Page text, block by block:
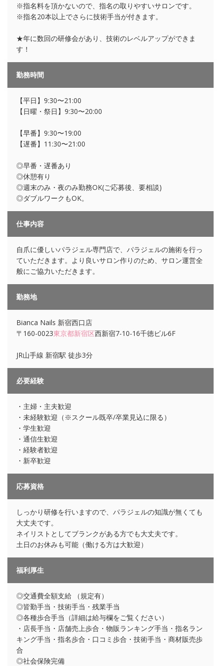
※指名料を頂かないので、指名の取りやすいサロンです。
※指名20本以上でさらに技術手当が付きます。
★年に数回の研修会があり、技術のレベルアップができま
す！
勤務時間
【平日】9:30〜21:00
【日曜・祭日】9:30〜20:00
【早番】9:30〜19:00
【遅番】11:30〜21:00
◎早番・遅番あり
◎休憩有り
◎週末のみ・夜のみ勤務OK(ご応募後、要相談)
◎ダブルワークもOK。
仕事内容
自爪に優しいパラジェル専門店で、パラジェルの施術を行っ
ていただきます。より良いサロン作りのため、サロン運営全
般にご協力いただきます。
勤務地
Bianca Nails 新宿西口店
〒160-0023東京都新宿区西新宿7-10-16千徳ビル6F
JR山手線 新宿駅 徒歩3分
必要経験
・主婦・主夫歓迎
・未経験歓迎（※スクール既卒/卒業見込に限る）
・学生歓迎
・通信生歓迎
・経験者歓迎
・新卒歓迎
応募資格
しっかり研修を行いますので、パラジェルの知識が無くても
大丈夫です。
ネイリストとしてブランクがある方でも大丈夫です。
土日のお休みも可能（働ける方は大歓迎）
福利厚生
◎交通費全額支給 （規定有）
◎皆勤手当・技術手当・残業手当
◎各種歩合手当（詳細は給与欄をご覧ください）
・店長手当・店舗売上歩合・物販ランキング手当・指名ラン
キング手当・指名歩合・口コミ歩合・技術手当・商材販売歩
合
◎社会保険完備